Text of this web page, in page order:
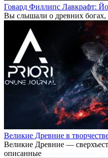
Говард Филлипс Лавкрафт:
Вы слышали о древних богах,
Великие Древние в
Великие Древние —
описанные